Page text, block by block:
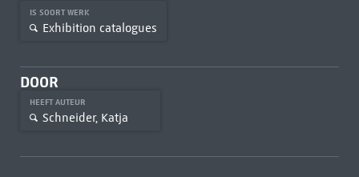
IS SOORT WERK
Exhibition catalogues
DOOR
HEEFT AUTEUR
Schneider, Katja